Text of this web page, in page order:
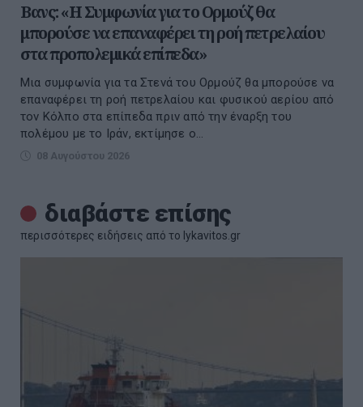
Βανς: «Η Συμφωνία για το Ορμούζ θα
μπορούσε να επαναφέρει τη ροή πετρελαίου
στα προπολεμικά επίπεδα»
Μια συμφωνία για τα Στενά του Ορμούζ θα μπορούσε να
επαναφέρει τη ροή πετρελαίου και φυσικού αερίου από
τον Κόλπο στα επίπεδα πριν από την έναρξη του
πολέμου με το Ιράν, εκτίμησε ο...
08 Αυγούστου 2026
διαβάστε επίσης
περισσότερες ειδήσεις από το lykavitos.gr